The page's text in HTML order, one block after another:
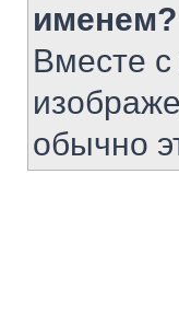
именем?
Вместе с
обычно